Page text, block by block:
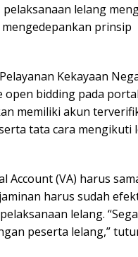
lelang
prinsip
Kekayaan
open bidding pada
memiliki akun
tata cara mengikuti
(VA) harus
harus sudah
lelang.
peserta lelang,”